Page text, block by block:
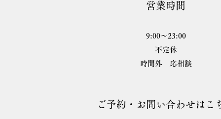
営業時間
9:00〜23:00
不定休
時間外 応相談
ご予約・お問い合わせはこ